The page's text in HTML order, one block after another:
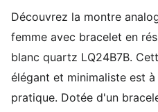
Découvrez la montre
femme avec bracelet en
blanc quartz LQ24B7B.
élégant et minimaliste est
pratique. Dotée d'un